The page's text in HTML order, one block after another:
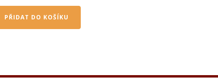
PŘIDAT DO KOŠÍKU